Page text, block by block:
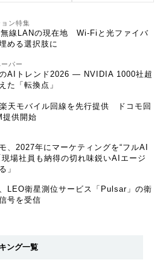
ン特集
線LANの現在地 Wi-Fiと光ファイバ
める選択肢に
パー
AIトレンド2026 ― NVIDIA 1000社超
た「転換点」
天モバイル回線を先行提供 ドコモ回
供開始
、2027年にマーケティングを“フルAI
場社員も納得の切れ味鋭いAIエージ
」
LEO衛星測位サービス「Pulsar」の衛
号を受信
ング一覧